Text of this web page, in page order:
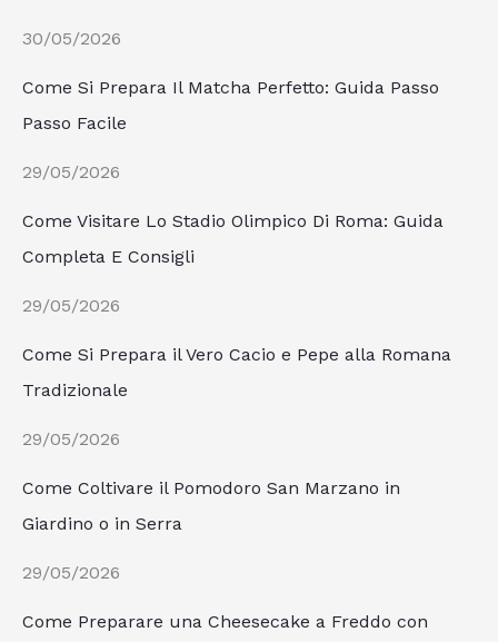
30/05/2026
Come Si Prepara Il Matcha Perfetto: Guida Passo
Passo Facile
29/05/2026
Come Visitare Lo Stadio Olimpico Di Roma: Guida
Completa E Consigli
29/05/2026
Come Si Prepara il Vero Cacio e Pepe alla Romana
Tradizionale
29/05/2026
Come Coltivare il Pomodoro San Marzano in
Giardino o in Serra
29/05/2026
Come Preparare una Cheesecake a Freddo con